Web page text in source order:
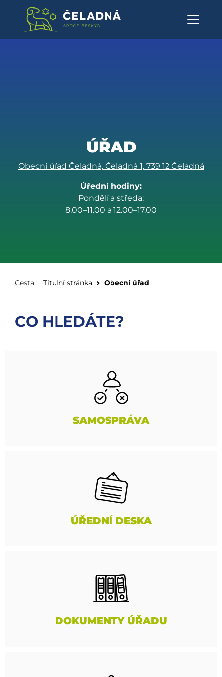
ÚŘAD
Obecní úřad Čeladná, Čeladná 1, 739 12 Čeladná
Úřední hodiny:
Pondělí a středa:
8.00–11.00 a 12.00–17.00
Cesta: Titulní stránka Obecní úřad
CO HLEDÁTE?
SAMOSPRÁVA
ÚŘEDNÍ DESKA
DOKUMENTY ÚŘADU